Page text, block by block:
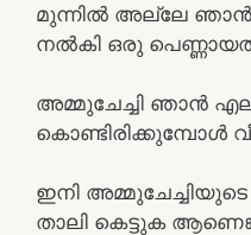
മുന്നിൽ അല്ലേ
നൽകി ഒരു
അമ്മുചേച്ചി ഞാൻ
കൊണ്ടിരിക്കുമ്പോൾ
ഇനി
താലി കെട്ടുക